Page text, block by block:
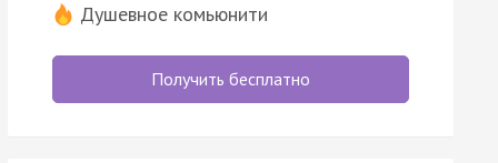
Душевное комьюнити
Получить бесплатно